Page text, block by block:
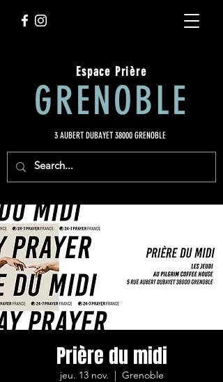
Espace Prière
GRENOBLE
3 AUBERT DUBAYET 38000 GRENOBLE
Prière du midi
jeu. 13 nov.
  |
Grenoble